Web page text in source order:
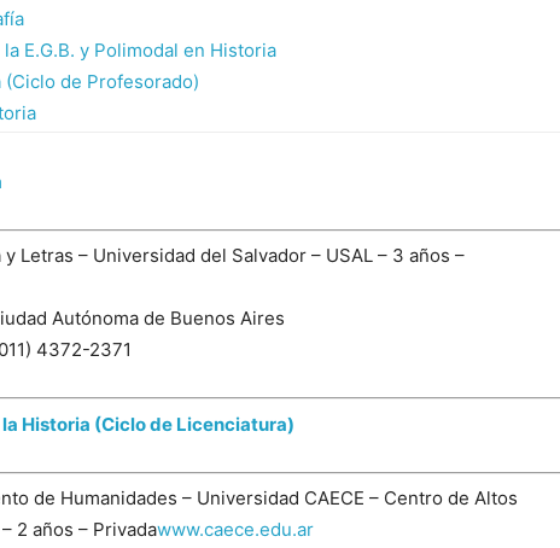
E.G.B. y Polimodal en Historia
de Profesorado)
Letras – Universidad del Salvador – USAL – 3 años –
Autónoma de Buenos Aires
4372-2371
Historia (Ciclo de Licenciatura)
de Humanidades – Universidad CAECE – Centro de Altos
2 años – Privadawww.caece.edu.ar